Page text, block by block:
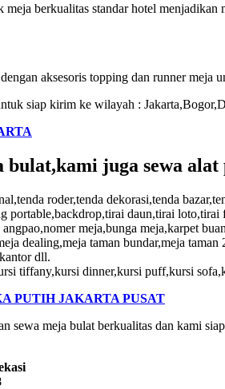
berkualitas standar hotel
aksesoris topping dan runner meja
siap kirim ke wilayah :
bulat,kami juga sewa
roder,tenda dekorasi,tenda
portable,backdrop,tirai daun,tirai
meja,bunga meja,karpet
dealing,meja taman bundar,meja
dll.
tiffany,kursi dinner,kursi puff,kursi
PUTIH JAKARTA PUSAT
sewa meja bulat berkualitas dan kami